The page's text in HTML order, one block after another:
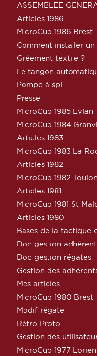
ASSEMBLEE
Articles 1986
MicroCup 1986 Brest
Comment installer
Gréement textile ?
Le tangon
Pompe à spi
Presse
MicroCup 1985 Evian
MicroCup 1984
Articles 1983
MicroCup 1983 La
Articles 1982
MicroCup 1982 Toulon
Articles 1981
MicroCup 1981 St
Articles 1980
Bases de la tactique
Doc gestion
Doc gestion régates
Gestion des
Mes articles
MicroCup 1980 Brest
Modif régate
Rétro Proto
Gestion des
MicroCup 1977